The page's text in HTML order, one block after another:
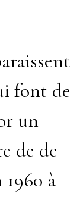
font de
un
de de
à